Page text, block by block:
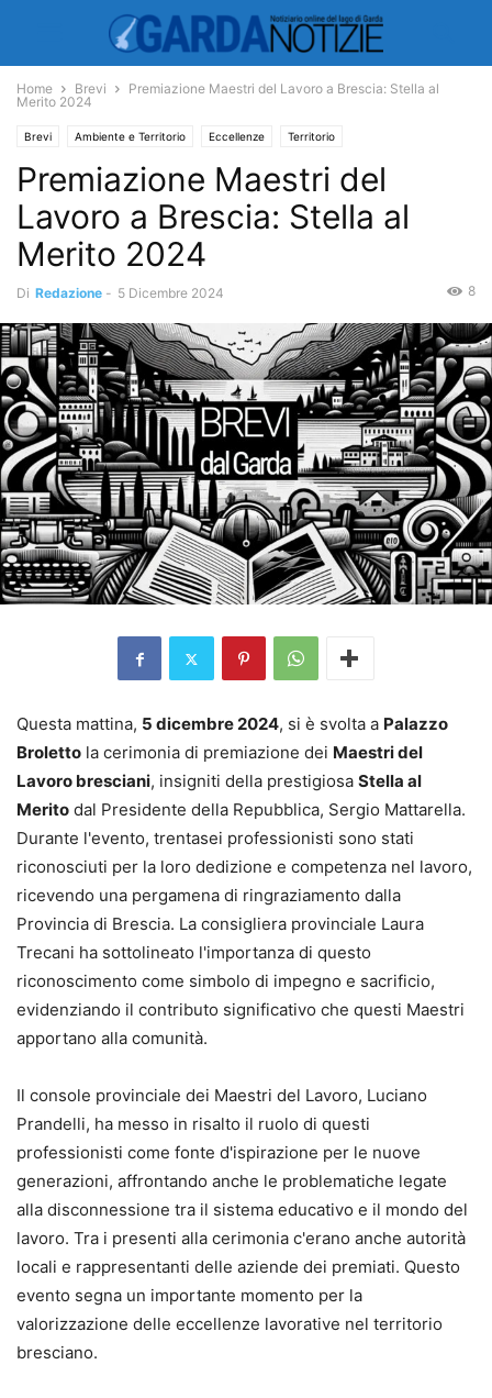
Home Brevi
Premiazione Maestri del Lavoro a Brescia: Stella al
Merito 2024
Brevi Ambiente e Territorio Eccellenze Territorio
Premiazione Maestri del
Lavoro a Brescia: Stella al
Merito 2024
Di Redazione - 5 Dicembre 2024 8
Questa mattina, 5 dicembre 2024, si è svolta a Palazzo
Broletto la cerimonia di premiazione dei Maestri del
Lavoro bresciani, insigniti della prestigiosa Stella al
Merito dal Presidente della Repubblica, Sergio Mattarella.
Durante l'evento, trentasei professionisti sono stati
riconosciuti per la loro dedizione e competenza nel lavoro,
ricevendo una pergamena di ringraziamento dalla
Provincia di Brescia. La consigliera provinciale Laura
Trecani ha sottolineato l'importanza di questo
riconoscimento come simbolo di impegno e sacrificio,
evidenziando il contributo significativo che questi Maestri
apportano alla comunità.
Il console provinciale dei Maestri del Lavoro, Luciano
Prandelli, ha messo in risalto il ruolo di questi
professionisti come fonte d'ispirazione per le nuove
generazioni, affrontando anche le problematiche legate
alla disconnessione tra il sistema educativo e il mondo del
lavoro. Tra i presenti alla cerimonia c'erano anche autorità
locali e rappresentanti delle aziende dei premiati. Questo
evento segna un importante momento per la
valorizzazione delle eccellenze lavorative nel territorio
bresciano.